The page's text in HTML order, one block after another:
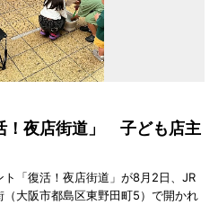
！夜店街道」 子ども店主
「復活！夜店街道」が8月2日、JR
大阪市都島区東野田町5）で開かれ